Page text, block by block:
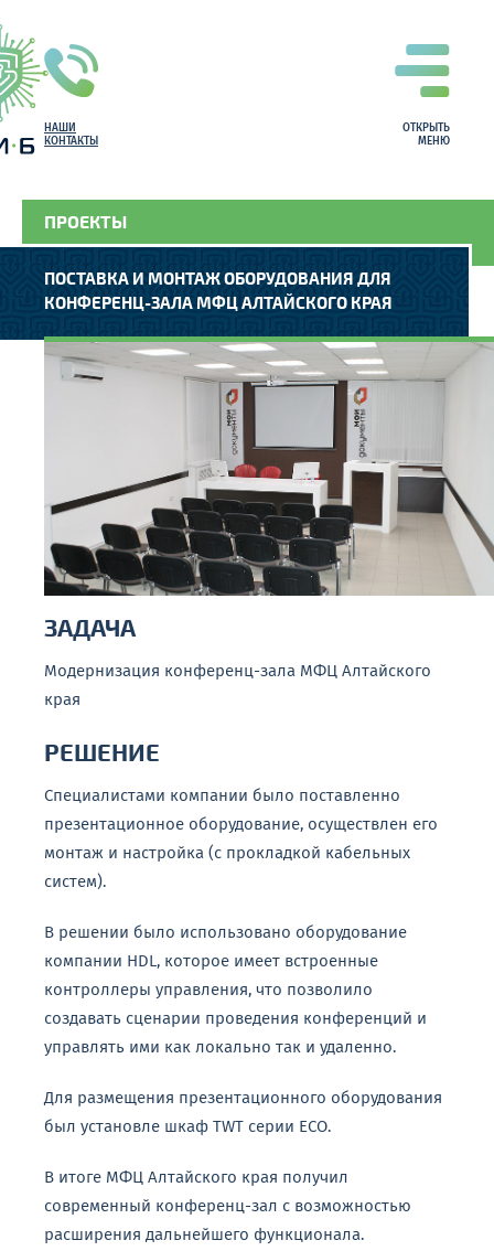
ОТКРЫТЬ
МЕНЮ
НАШИ
КОНТАКТЫ
ПРОЕКТЫ
ПОСТАВКА И МОНТАЖ ОБОРУДОВАНИЯ ДЛЯ
КОНФЕРЕНЦ-ЗАЛА МФЦ АЛТАЙСКОГО КРАЯ
ЗАДАЧА
Модернизация конференц-зала МФЦ Алтайского
края
РЕШЕНИЕ
Специалистами компании было поставленно
презентационное оборудование, осуществлен его
монтаж и настройка (с прокладкой кабельных
систем).
В решении было использовано оборудование
компании HDL, которое имеет встроенные
контроллеры управления, что позволило
создавать сценарии проведения конференций и
управлять ими как локально так и удаленно.
Для размещения презентационного оборудования
был установле шкаф TWT серии ECO.
В итоге МФЦ Алтайского края получил
современный конференц-зал с возможностью
расширения дальнейшего функционала.